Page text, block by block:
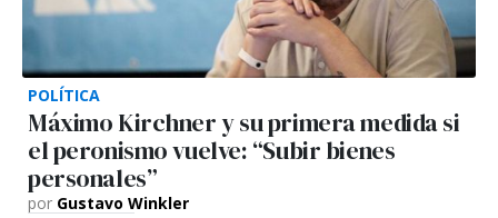
POLÍTICA
Máximo Kirchner y su primera medida si
el peronismo vuelve: “Subir bienes
personales”
por Gustavo Winkler